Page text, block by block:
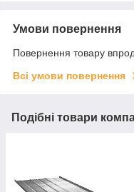
Умови повернення
Повернення товару
Всі умови повернення
Подібні товари